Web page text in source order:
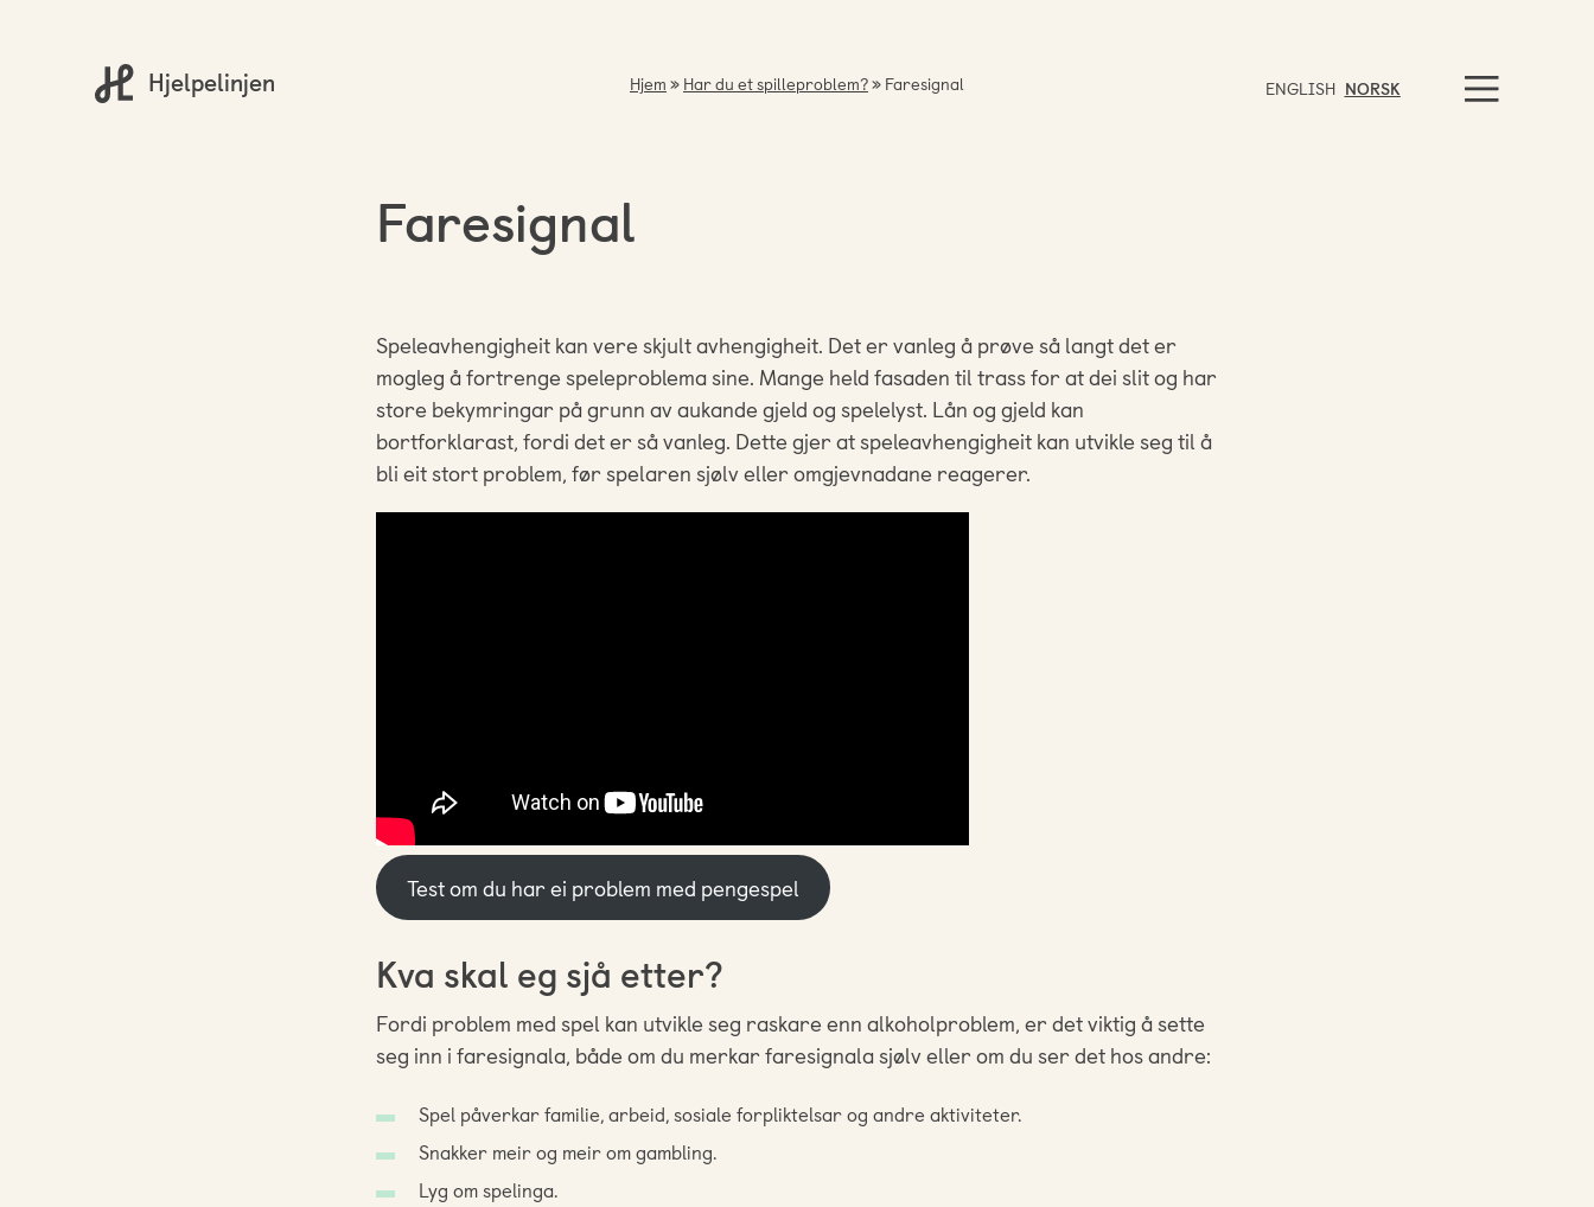
Hjelpelinjen Hjem»Har du et spilleproblem?»Faresignal ENGLISH NORSK
Faresignal
Speleavhengigheit kan vere skjult avhengigheit. Det er vanleg å prøve så langt det er
mogleg å fortrenge speleproblema sine. Mange held fasaden til trass for at dei slit og har
store bekymringar på grunn av aukande gjeld og spelelyst. Lån og gjeld kan
bortforklarast, fordi det er så vanleg. Dette gjer at speleavhengigheit kan utvikle seg til å
bli eit stort problem, før spelaren sjølv eller omgjevnadane reagerer.
Test om du har ei problem med pengespel
Kva skal eg sjå etter?
Fordi problem med spel kan utvikle seg raskare enn alkoholproblem, er det viktig å sette
seg inn i faresignala, både om du merkar faresignala sjølv eller om du ser det hos andre:
Spel påverkar familie, arbeid, sosiale forpliktelsar og andre aktiviteter.
Snakker meir og meir om gambling.
Lyg om spelinga.